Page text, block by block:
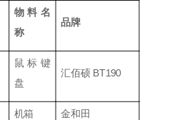
物料名
称
品牌
鼠标键
盘
汇佰硕 BT190
机箱 金和田